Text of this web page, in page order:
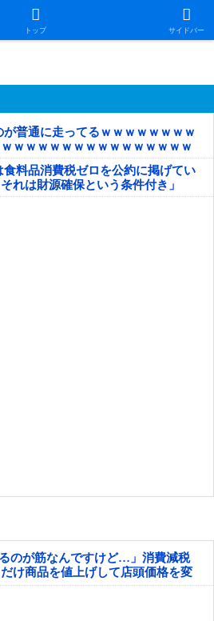
トップ サイドバー
録
が普通に走ってるｗｗｗｗｗｗｗｗ
ｗｗｗｗｗｗｗｗｗｗｗｗｗｗｗ
食料品消費税ゼロを公約に掲げてい
れは財源確保という条件付き」
のが筋なんですけど…」消費減税
け商品を値上げして店頭価格を変